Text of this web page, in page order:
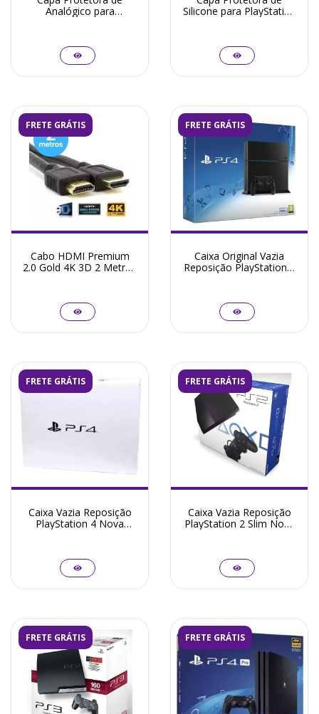
Analógico para
One Series Kontrol
Freak
Silicone para PlayStation
FRETE GRÁTIS
Cabo HDMI Premium
2.0 Gold 4K 3D 2 Metros
FRETE GRÁTIS
Caixa Original Vazia
Reposição PlayStation 4
FRETE GRÁTIS
Caixa Vazia Reposição
PlayStation 4 Nova
FRETE GRÁTIS
Caixa Vazia Reposição
PlayStation 2 Slim Nova
FRETE GRÁTIS FRETE GRÁTIS